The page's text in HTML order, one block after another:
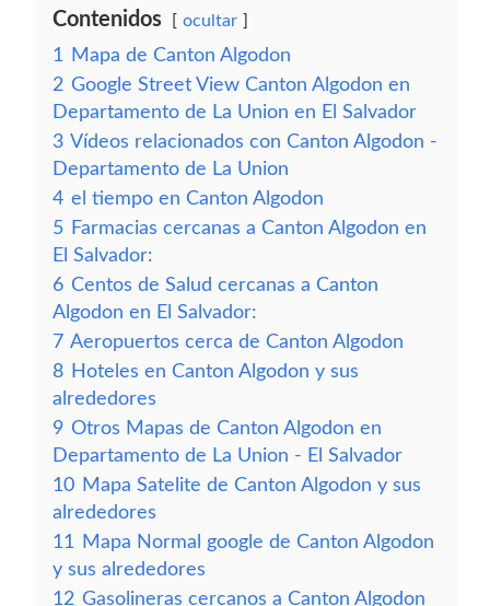
Contenidos ocultar
1
Mapa de Canton Algodon
2 Google Street View Canton Algodon en
Departamento de La Union en El Salvador
3 Vídeos relacionados con Canton Algodon -
Departamento de La Union
4 el tiempo en Canton Algodon
5 Farmacias cercanas a Canton Algodon en
El Salvador:
6 Centos de Salud cercanas a Canton
Algodon en El Salvador:
7 Aeropuertos cerca de Canton Algodon
8 Hoteles en Canton Algodon y sus
alrededores
9 Otros Mapas de Canton Algodon en
Departamento de La Union - El Salvador
10 Mapa Satelite de Canton Algodon y sus
alrededores
11
Mapa Normal google de Canton Algodon
y sus alrededores
12 Gasolineras cercanos a Canton Algodon